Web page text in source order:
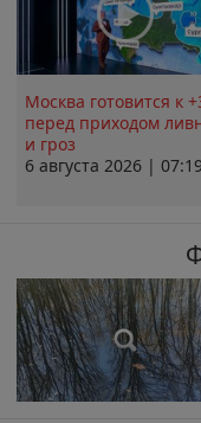
Москва готовится к
перед приходом
и гроз
6 августа 2026 |